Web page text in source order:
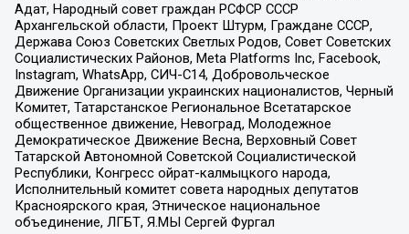
Адат, Народный совет граждан РСФСР СССР
Архангельской области, Проект Штурм, Граждане СССР,
Держава Союз Советских Светлых Родов, Совет Советских
Социалистических Районов, Meta Platforms Inc, Facebook,
Instagram, WhatsApp, СИЧ-С14, Добровольческое
Движение Организации украинских националистов, Черный
Комитет, Татарстанское Региональное Всетатарское
общественное движение, Невоград, Молодежное
Демократическое Движение Весна, Верховный Совет
Татарской Автономной Советской Социалистической
Республики, Конгресс ойрат-калмыцкого народа,
Исполнительный комитет совета народных депутатов
Красноярского края, Этническое национальное
объединение, ЛГБТ, Я.МЫ Сергей Фургал